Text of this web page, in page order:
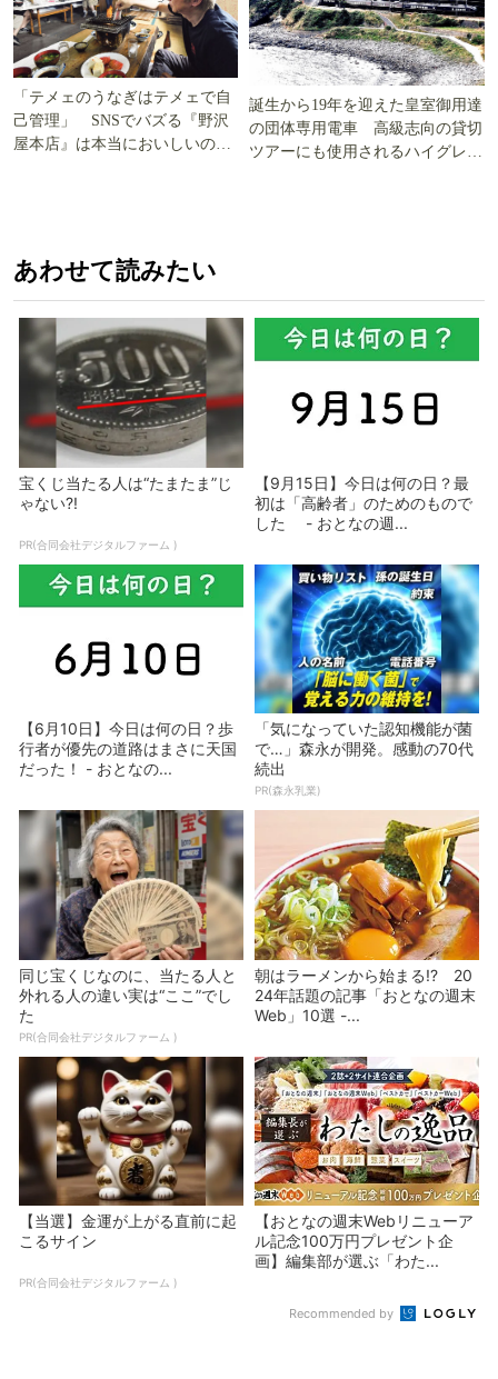
「テメェのうなぎはテメェで自
己管理」 SNSでバズる『野沢
屋本店』は本当においしいの
誕生から19年を迎えた皇室御用達
の団体専用電車 高級志向の貸切
ツアーにも使用されるハイグレー
あわせて読みたい
宝くじ当たる人は“たまたま”じ
ゃない?!
PR(合同会社デジタルファーム )
【9月15日】今日は何の日？最
初は「高齢者」のためのもので
した - おとなの週...
【6月10日】今日は何の日？歩
行者が優先の道路はまさに天国
だった！ - おとなの...
「気になっていた認知機能が菌
で…」森永が開発。感動の70代
続出
PR(森永乳業)
同じ宝くじなのに、当たる人と
外れる人の違い実は“ここ”でし
た
PR(合同会社デジタルファーム )
朝はラーメンから始まる!? 20
24年話題の記事「おとなの週末
Web」10選 -...
【当選】金運が上がる直前に起
こるサイン
PR(合同会社デジタルファーム )
【おとなの週末Webリニューア
ル記念100万円プレゼント企
画】編集部が選ぶ「わた...
Recommended by